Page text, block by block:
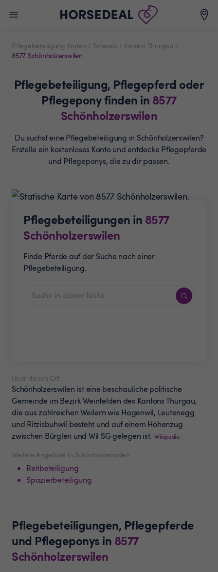
Pflegebeteiligung finden Schweiz
Kanton Thurgau
8577 Schönholzerswilen
Pflegebeteiligung, Pflegepferd oder
Pflegeponyfinden in 8577
Schönholzerswilen
Du suchst eine Pflegebeteiligung in Schönholzerswilen?
Erstelle ein kostenloses Konto und entdecke Pflegepferde
und Pflegeponys, die zu dir passen.
Pflegebeteiligungen in 8577
Schönholzerswilen
Finde Pferde auf der Suche nach einer
Pflegebeteiligung.
Weitere Angebote in Schönholzerswilen
Reitbeteiligung
Spazierbeteiligung
Über diesen Ort
Schönholzerswilen ist eine beschauliche politische
Gemeinde im Bezirk Weinfelden des Kantons Thurgau,
die aus zahlreichen Weilern wie Hagenwil, Leutenegg
und Ritzisbuhwil besteht und auf einem Höhenzug
zwischen Bürglen und Wil SG gelegen ist. Wikipedia
Pflegebeteiligungen, Pflegepferde
und Pflegeponys in 8577
Schönholzerswilen